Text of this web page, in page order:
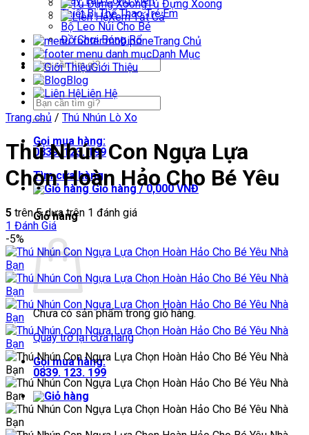
Thiết Bị Thể Thao Trẻ Em
Bộ Leo Núi Cho Bé
Đồ Chơi Bóng Rổ
Tìm
kiếm:
Tìm
kiếm:
Gọi mua hàng:
0839. 123. 199
Tìm cửa hàng
Giỏ hàng /0,000VNĐ
Giỏ hàng
Chưa có sản phẩm trong giỏ hàng.
Quay trở lại cửa hàng
Gọi mua hàng:
0839. 123. 199
Tủ Đựng Xoong
Xem Tất Cả
Trang Chủ
Danh Mục
Giới Thiệu
Blog
Liên Hệ
Trang chủ / Thú Nhún Lò Xo
Thú Nhún Con Ngựa Lựa
Chọn Hoàn Hảo Cho Bé Yêu
5 trên 5 dựa trên 1 đánh giá
1 Đánh Giá
-5%